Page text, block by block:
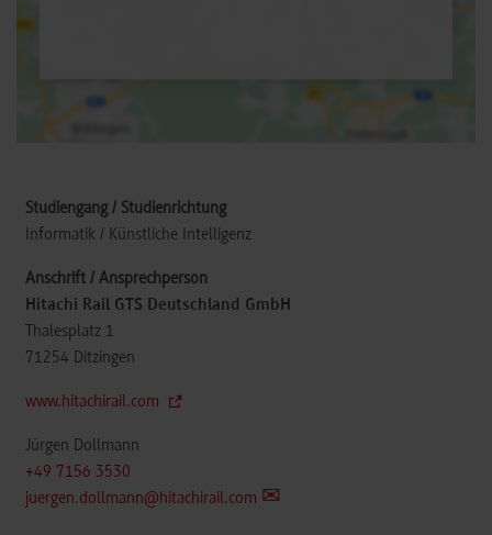
Informatik / Künstliche Intelligenz
Hitachi Rail GTS Deutschland GmbH
Thalesplatz 1
71254 Ditzingen
www.hitachirail.com
Jürgen Dollmann
+49 7156 3530
juergen.dollmann@hitachirail.com